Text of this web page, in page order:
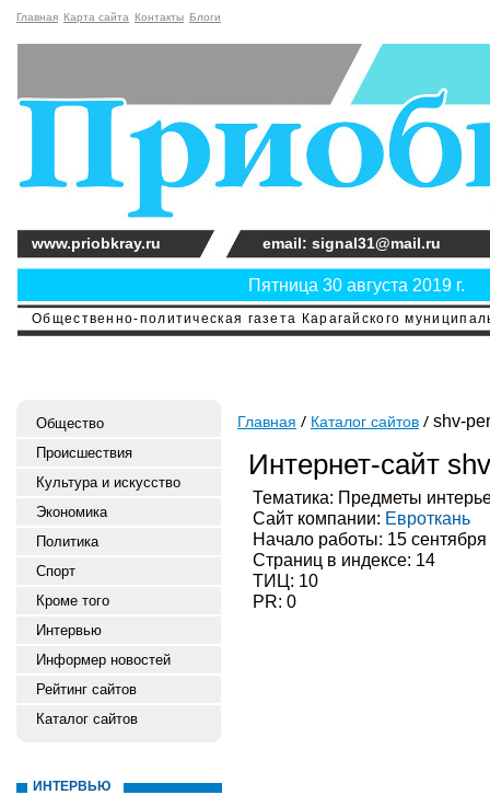
Главная Карта сайта Контакты Блоги
Общественно-политическая газета Карагайского
Пятница 30 августа 2019 г.
www.priobkray.ru email: signal31@mail.ru
Общество
Происшествия
Культура и искусство
Экономика
Политика
Спорт
Кроме того
Интервью
Информер новостей
Рейтинг сайтов
Каталог сайтов
ИНТЕРВЬЮ
Главная Каталог сайтов shv-
Интернет-сайт
Тематика: Предметы
Сайт компании: Евроткань
Начало работы: 15 сентября
Страниц в индексе: 14
ТИЦ: 10
PR: 0